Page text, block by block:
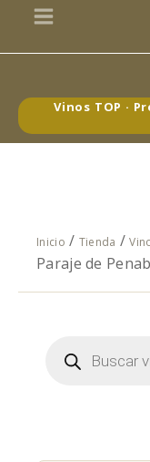
Vinos TOP ·
Inicio / Tienda /
Paraje de
Búsqueda